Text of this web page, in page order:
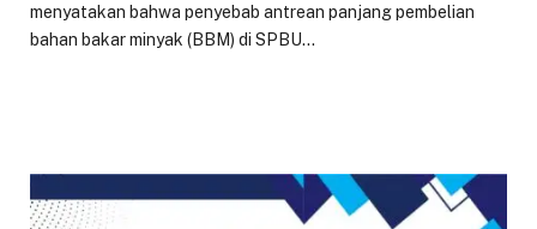
menyatakan bahwa penyebab antrean panjang pembelian
bahan bakar minyak (BBM) di SPBU…